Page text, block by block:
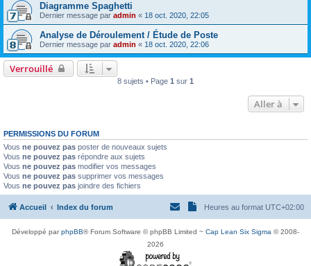
Diagramme Spaghetti
Dernier message par admin « 18 oct. 2020, 22:05
Analyse de Déroulement / Étude de Poste
Dernier message par admin « 18 oct. 2020, 22:06
Verrouillé
8 sujets • Page 1 sur 1
Aller à
PERMISSIONS DU FORUM
Vous ne pouvez pas poster de nouveaux sujets
Vous ne pouvez pas répondre aux sujets
Vous ne pouvez pas modifier vos messages
Vous ne pouvez pas supprimer vos messages
Vous ne pouvez pas joindre des fichiers
Accueil Index du forum Heures au format UTC+02:00
Développé parphpBB® Forum Software © phpBB Limited ~ Cap Lean Six Sigma © 2008-
2026